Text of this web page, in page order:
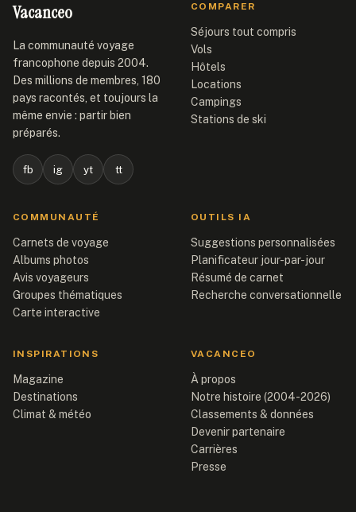
Vacanceo
La communauté voyage
francophone depuis 2004.
Des millions de membres, 180
pays racontés, et toujours la
même envie : partir bien
préparés.
fb ig yt tt
COMPARER
Séjours tout compris
Vols
Hôtels
Locations
Campings
Stations de ski
COMMUNAUTÉ
Carnets de voyage
Albums photos
Avis voyageurs
Groupes thématiques
Carte interactive
OUTILS IA
Suggestions personnalisées
Planificateur jour-par-jour
Résumé de carnet
Recherche conversationnelle
INSPIRATIONS
Magazine
Destinations
Climat & météo
VACANCEO
À propos
Notre histoire (2004-2026)
Classements & données
Devenir partenaire
Carrières
Presse